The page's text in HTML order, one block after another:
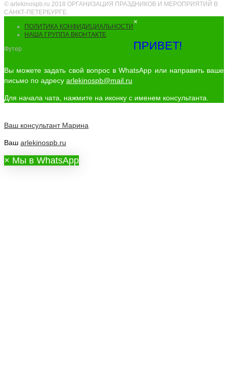
© arlekinospb.ru 2018 ОРГАНИЗАЦИЯ ПРАЗДНИКОВ И МЕРОПРИЯТИЙ В
САНКТ-ПЕТЕРБУРГЕ.
ПОЛИТИКА КОНФИДИЦИАЛЬНОСТИ
НАША ГРУППА ВКОНТАКТЕ
Футер
×
ПРИВЕТ!
Вы можете задать свой вопрос в WhatsApp или направить ваше
письмо по адресу arlekinospb@mail.ru
Для начала чата, нажмите на иконку с именем консультанта.
Ваш консультант Марина
Ваш arlekinospb.ru
× Мы в WhatsApp